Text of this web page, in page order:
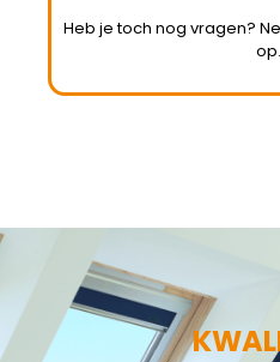
Heb je toch nog vragen?
op.